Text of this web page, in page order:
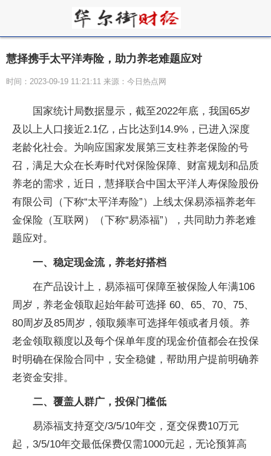
慧择携手太平洋寿险，助力养老难题应对
时间：2023-09-19 11:21:11 来源：今日热点网
国家统计局数据显示，截至2022年底，我国65岁
及以上人口接近2.1亿，占比达到14.9%，已进入深度
老龄化社会。为响应国家发展第三支柱养老保险的号
召，满足大众在长寿时代对保险保障、财富规划和品质
养老的需求，近日，慧择联合中国太平洋人寿保险股份
有限公司（下称“太平洋寿险”）上线太保易添福养老年
金保险（互联网）（下称“易添福”），共同助力养老难
题应对。
一、稳定现金流，养老好搭档
在产品设计上，易添福可保障至被保险人年满106
周岁，养老金领取起始年龄可选择 60、65、70、75、
80周岁及85周岁，领取频率可选择年领或者月领。养
老金领取额度以及每个保单年度的现金价值都会在投保
时明确在保险合同中，安全稳健，帮助用户提前明确养
老资金安排。
二、覆盖人群广，投保门槛低
易添福支持趸交/3/5/10年交，趸交保费10万元
起，3/5/10年交最低保费仅需1000元起，无论预算高